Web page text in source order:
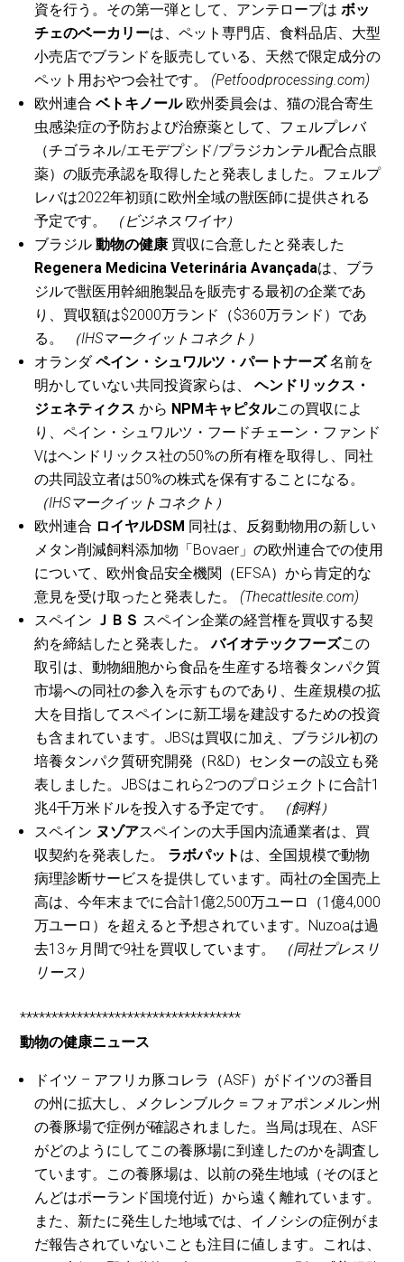
資を行う。その第一弾として、アンテロープはボッ
チェのベーカリーは、ペット専門店、食料品店、大型
小売店でブランドを販売している、天然で限定成分の
ペット用おやつ会社です。 (Petfoodprocessing.com)
欧州連合ベトキノール欧州委員会は、猫の混合寄生
虫感染症の予防および治療薬として、フェルプレバ
（チゴラネル/エモデプシド/プラジカンテル配合点眼
薬）の販売承認を取得したと発表しました。フェルプ
レバは2022年初頭に欧州全域の獣医師に提供される
予定です。
（ビジネスワイヤ）
ブラジル動物の健康 買収に合意したと発表した
Regenera Medicina Veterinária Avançadaは、ブラ
ジルで獣医用幹細胞製品を販売する最初の企業であ
り、買収額は$2000万ランド（$360万ランド）であ
る。
（IHSマークイットコネクト）
オランダペイン・シュワルツ・パートナーズ名前を
明かしていない共同投資家らは、ヘンドリックス・
ジェネティクス から NPMキャピタルこの買収によ
り、ペイン・シュワルツ・フードチェーン・ファンド
Vはヘンドリックス社の50%の所有権を取得し、同社
の共同設立者は50%の株式を保有することになる。
（IHSマークイットコネクト）
欧州連合 ロイヤルDSM 同社は、反芻動物用の新しい
メタン削減飼料添加物「Bovaer」の欧州連合での使用
について、欧州食品安全機関（EFSA）から肯定的な
意見を受け取ったと発表した。 (Thecattlesite.com)
スペイン ＪＢＳ スペイン企業の経営権を買収する契
約を締結したと発表した。バイオテックフーズこの
取引は、動物細胞から食品を生産する培養タンパク質
市場への同社の参入を示すものであり、生産規模の拡
大を目指してスペインに新工場を建設するための投資
も含まれています。JBSは買収に加え、ブラジル初の
培養タンパク質研究開発（R&D）センターの設立も発
表しました。JBSはこれら2つのプロジェクトに合計1
兆4千万米ドルを投入する予定です。
（飼料）
スペイン ヌゾアスペインの大手国内流通業者は、買
収契約を発表した。 ラボパット は、全国規模で動物
病理診断サービスを提供しています。両社の全国売上
高は、今年末までに合計1億2,500万ユーロ（1億4,000
万ユーロ）を超えると予想されています。Nuzoaは過
去13ヶ月間で9社を買収しています。
（同社プレスリ
リース）
***********************************
動物の健康ニュース
ドイツ – アフリカ豚コレラ（ASF）がドイツの3番目
の州に拡大し、メクレンブルク＝フォアポンメルン州
の養豚場で症例が確認されました。当局は現在、ASF
がどのようにしてこの養豚場に到達したのかを調査し
ています。この養豚場は、以前の発生地域（そのほと
んどはポーランド国境付近）から遠く離れています。
また、新たに発生した地域では、イノシシの症例がま
だ報告されていないことも注目に値します。これは、